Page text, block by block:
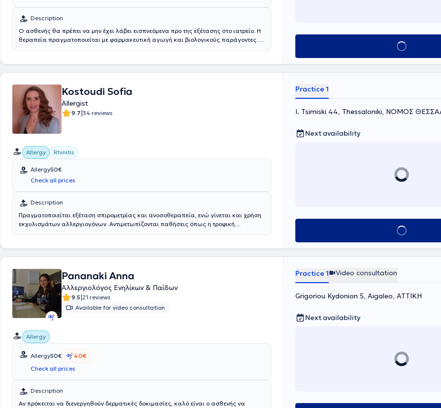
Description
Ο ασθενής θα πρέπει να μην έχει λάβει εισπνεόμενα προ της εξέτασης στο ιατρείο. Η
θεραπεία πραγματοποιείται με φαρμακευτική αγωγή και βιολογικούς παράγοντες.
Book appointment
Kostoudi Sofia
Allergist
9.7|34 reviews
Allergy Rhinitis
Allergy50€
Check all prices
Description
Πραγματοποιείται εξέταση σπιρομετρίας και ανοσοθεραπεία, ενώ γίνεται και χρήση
εκχυλισμάτων αλλεργιογόνων. Αντιμετωπίζονται παθήσεις όπως η τροφική
Practice 1
I. Tsimiski 44, Thessaloniki, ΝΟΜΟΣ
Next availability
Book appointment
Pananaki Anna
Αλλεργιολόγος Ενηλίκων & Παίδων
9.5|21 reviews
Available for video consultation
Allergy
Allergy50€
40€
Check all prices
Description
Αν πρόκειται να διενεργηθούν δερματικές δοκιμασίες, καλό είναι ο ασθενής να
Practice 1 Video consultation
Grigoriou Kydonion 5, Aigaleo, ΑΤΤΙΚΗ
Next availability